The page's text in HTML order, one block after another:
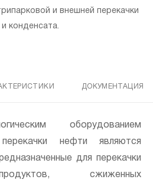
и внешней перекачки
конденсата.
ДОКУМЕНТАЦИЯ
оборудованием
нефти являются
для перекачки
сжиженных